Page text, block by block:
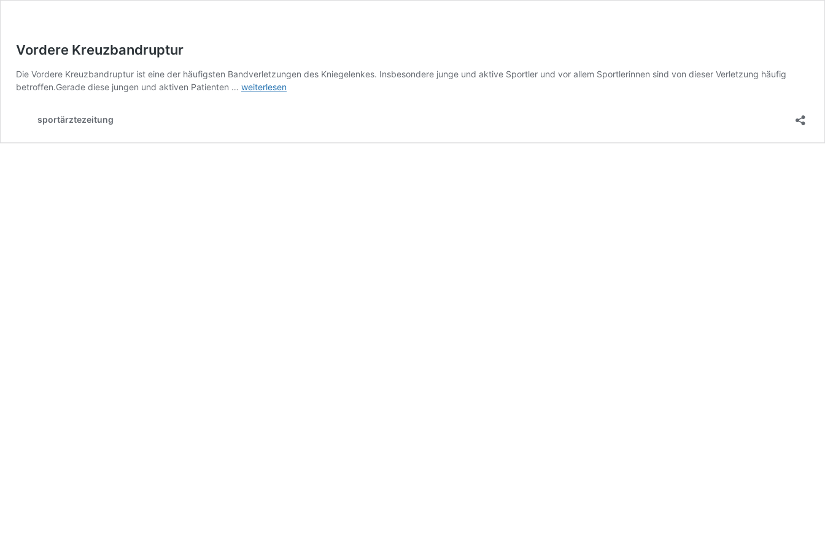
Vordere Kreuzbandruptur
Die Vordere Kreuzbandruptur ist eine der häufigsten Bandverletzungen des Kniegelenkes. Insbesondere junge und aktive Sportler und vor allem Sportlerinnen sind von dieser Verletzung häufig
betroffen.Gerade diese jungen und aktiven Patienten … Vordere
weiterlesen
sportärztezeitung